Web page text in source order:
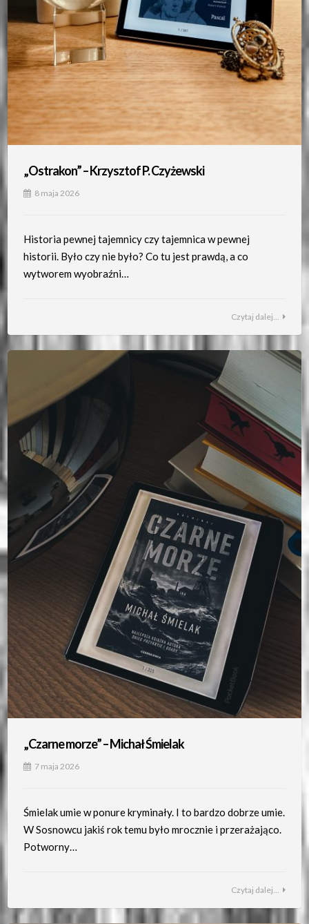
„Ostrakon” – Krzysztof P. Czyżewski
8 maja 2026
Historia pewnej tajemnicy czy tajemnica w pewnej
historii. Było czy nie było? Co tu jest prawdą, a co
wytworem wyobraźni…
Czytaj dalej...
„Czarne morze” – Michał Śmielak
7 maja 2026
Śmielak umie w ponure kryminały. I to bardzo dobrze umie.
W Sosnowcu jakiś rok temu było mrocznie i przerażająco.
Potworny…
Czytaj dalej...